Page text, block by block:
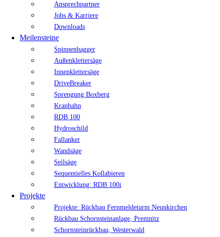
Ansprechpartner
Jobs & Karriere
Downloads
Meilensteine
Spinnenbagger
Außenklettersäge
Innenklettersäge
DriveBreaker
Sprengung Boxberg
Kranbahn
RDB 100
Hydroschild
Fallanker
Wandsäge
Seilsäge
Sequentielles Kollabieren
Entwicklung: RDB 100i
Projekte
Projekte: Rückbau Fernmeldeturm Neunkirchen
Rückbau Schornsteinanlage, Premnitz
Schornsteinrückbau, Westerwald